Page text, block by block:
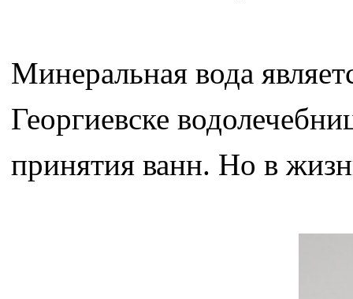
Минеральная вода
Георгиевске
принятия ванн. Но в